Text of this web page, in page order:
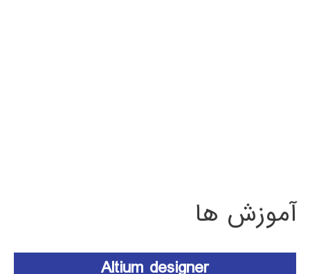
آموزش ها
Altium designer